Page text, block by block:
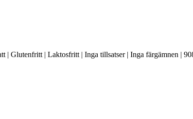
Glutenfritt | Laktosfritt | Inga tillsatser | Inga färgämnen |